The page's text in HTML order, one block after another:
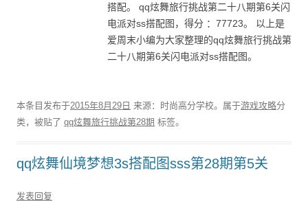
搭配。 qq炫舞旅行挑战第二十八期第6关闪
电派对ss搭配图，得分 ：77723。 以上是
爱周末小编为大家整理的qq炫舞旅行挑战第
二十八期第6关闪电派对ss搭配图。
本条目发布于2015年8月29日 来源：时尚高分学校。属于游戏攻略分
类，被贴了 qq炫舞旅行挑战第28期 标签。
qq炫舞仙境梦想3s搭配图sss第28期第5关
发表回复